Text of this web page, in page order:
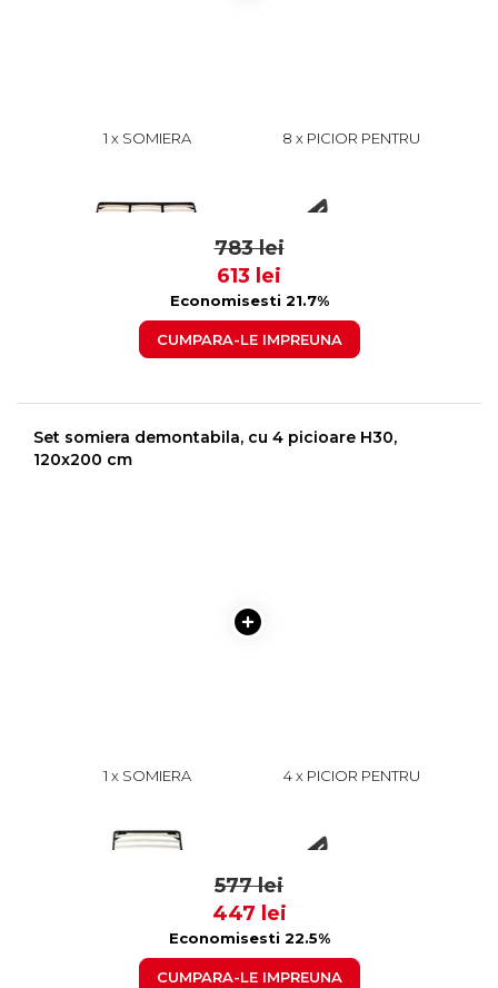
1 x SOMIERA
529
8 x PICIOR PENTRU
783 lei
613 lei
Economisesti 21.7%
CUMPARA-LE IMPREUNA
Set somiera demontabila, cu 4 picioare H30,
120x200 cm
1 x SOMIERA
379
4 x PICIOR PENTRU
577 lei
447 lei
Economisesti 22.5%
CUMPARA-LE IMPREUNA